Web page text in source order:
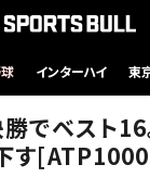
インターハイ 東
勝でベスト
す